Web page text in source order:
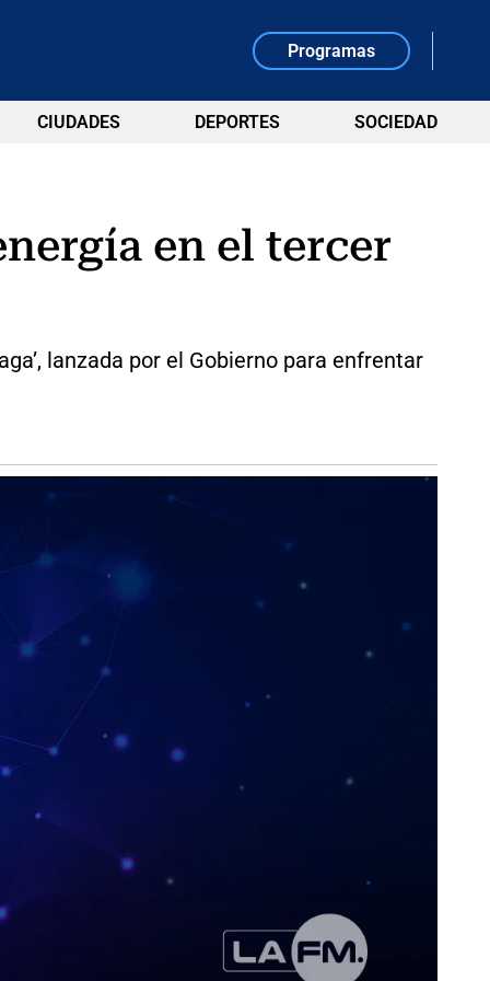
Programas
CIUDADES DEPORTES SOCIEDAD
en el tercer
lanzada por el Gobierno para enfrentar